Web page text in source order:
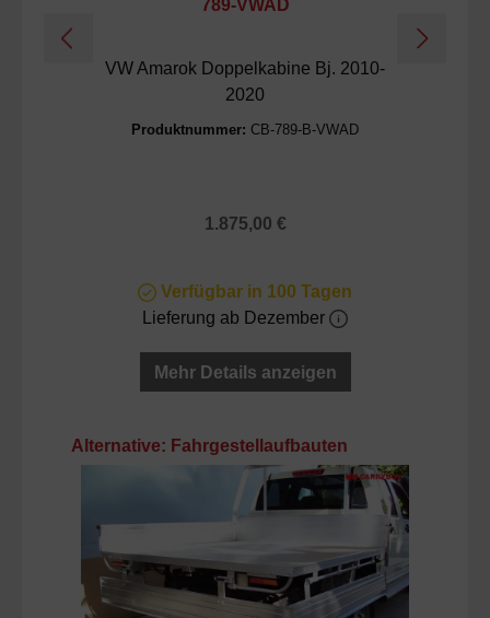
789-VWAD
VW Amarok Doppelkabine Bj. 2010-
2020
Produktnummer: CB-789-B-VWAD
Regulärer Preis:
1.875,00 €
Verfügbar in 100 Tagen
Lieferung ab Dezember
Mehr Details anzeigen
Produktgalerie überspringen
Alternative: Fahrgestellaufbauten